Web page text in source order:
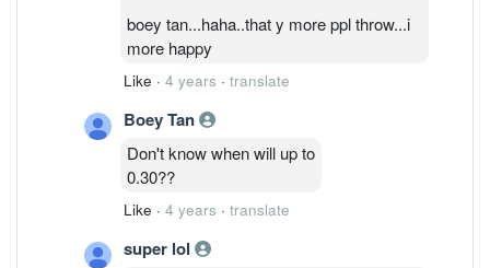
boey tan...haha..that y more ppl throw...i
more happy
Like · 4 years · translate
Boey Tan
Don't know when will up to
0.30??
Like · 4 years · translate
super lol